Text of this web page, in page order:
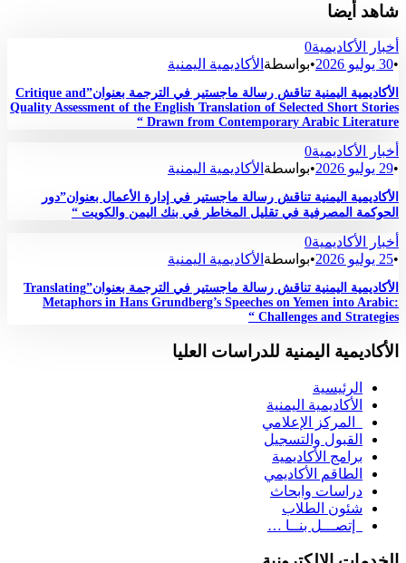
شاهد أيضا
أخبار الأكاديمية0
•30 يوليو 2026 •بواسطة الأكاديمية اليمنية
الأكاديمية اليمنية تناقش رسالة ماجستير في الترجمة بعنوان”Critique and
Quality Assessment of the English Translation of Selected Short Stories
Drawn from Contemporary Arabic Literature “
أخبار الأكاديمية0
•29 يوليو 2026 •بواسطة الأكاديمية اليمنية
الأكاديمية اليمنية تناقش رسالة ماجستير في إدارة الأعمال بعنوان”دور
الحوكمة المصرفية في تقليل المخاطر في بنك اليمن والكويت “
أخبار الأكاديمية0
•25 يوليو 2026 •بواسطة الأكاديمية اليمنية
الأكاديمية اليمنية تناقش رسالة ماجستير في الترجمة بعنوان”Translating
Metaphors in Hans Grundberg’s Speeches on Yemen into Arabic:
Challenges and Strategies “
الأكاديمية اليمنية للدراسات العليا
الرئيسية
الأكاديمية اليمنية
المركز الإعلامي
القبول والتسجيل
برامج الأكاديمية
الطاقم الأكاديمي
دراسات وابحاث
شئون الطلاب
إتصـــل بنــا …